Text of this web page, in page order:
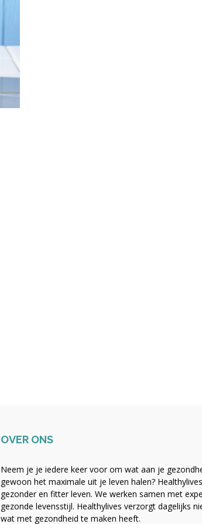
OVER ONS
Neem je je iedere keer voor om wat aan je
gewoon het maximale uit je leven halen?
gezonder en fitter leven. We werken samen met
gezonde levensstijl. Healthylives verzorgt dagelijks
wat met gezondheid te maken heeft.